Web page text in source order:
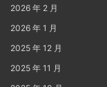
2026 年 2 月
2026 年 1 月
2025 年 12 月
2025 年 11 月